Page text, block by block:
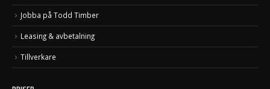
Jobba på Todd Timber
Leasing & avbetalning
Tillverkare